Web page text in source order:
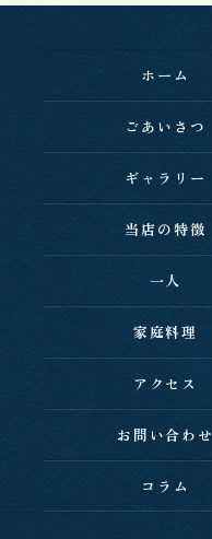
ホーム
ごあいさつ
ギャラリー
当店の特徴
一人
家庭料理
アクセス
お問い合わせ
コラム